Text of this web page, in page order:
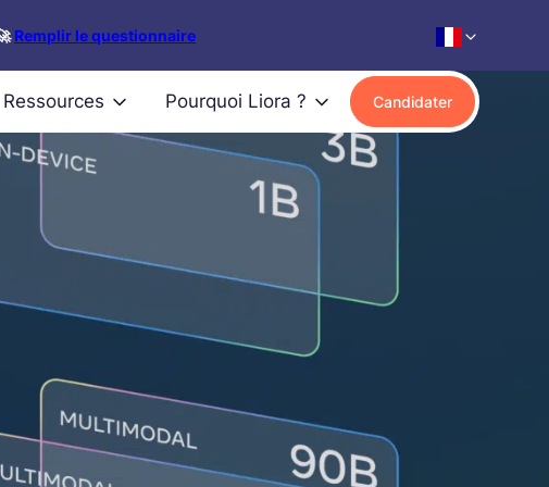
Remplir le questionnaire
Ressources Pourquoi Liora ? Candidater